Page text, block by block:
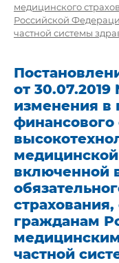
медицинского
Российской
частной системы
от
изменения в
финансового
включенной
гражданам
частной